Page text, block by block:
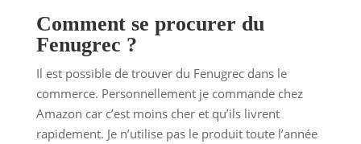
Comment se procurer du
Fenugrec ?
Il est possible de trouver du Fenugrec dans le
commerce. Personnellement je commande chez
Amazon car c’est moins cher et qu’ils livrent
rapidement. Je n’utilise pas le produit toute l’année